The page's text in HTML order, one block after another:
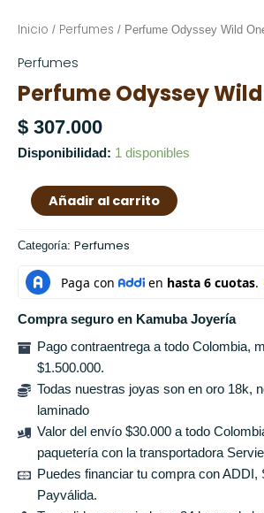
Inicio / Perfumes / Perfume Odyssey Wild
Perfumes
Perfume Odyssey
$ 307.000
Disponibilidad: 1 disponibles
Perfume
Wild
One
Añadir al carrito
Categoría: Perfumes
Compra seguro en Kamuba Joyería
Pago contraentrega a todo Colombia,
$1.500.000.
Todas nuestras joyas son en oro 18k,
laminado
Valor del envío $30.000 a todo
paquetería con la transportadora
Puedes financiar tu compra con ADDI,
Payválida.